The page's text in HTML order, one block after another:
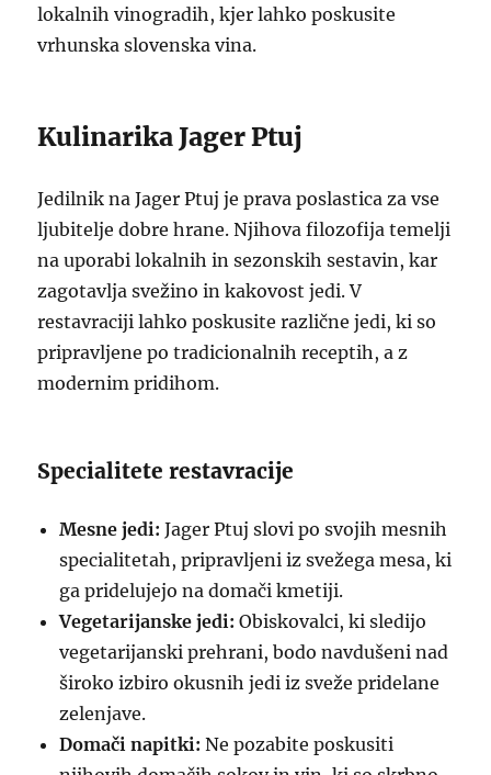
lokalnih vinogradih, kjer lahko poskusite
vrhunska slovenska vina.
Kulinarika Jager Ptuj
Jedilnik na Jager Ptuj je prava poslastica za vse
ljubitelje dobre hrane. Njihova filozofija temelji
na uporabi lokalnih in sezonskih sestavin, kar
zagotavlja svežino in kakovost jedi. V
restavraciji lahko poskusite različne jedi, ki so
pripravljene po tradicionalnih receptih, a z
modernim pridihom.
Specialitete restavracije
Mesne jedi: Jager Ptuj slovi po svojih mesnih
specialitetah, pripravljeni iz svežega mesa, ki
ga pridelujejo na domači kmetiji.
Vegetarijanske jedi: Obiskovalci, ki sledijo
vegetarijanski prehrani, bodo navdušeni nad
široko izbiro okusnih jedi iz sveže pridelane
zelenjave.
Domači napitki: Ne pozabite poskusiti